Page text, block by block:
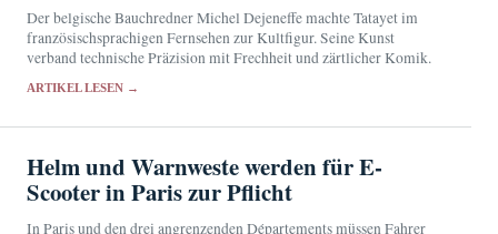
Der belgische Bauchredner Michel Dejeneffe machte Tatayet im
französischsprachigen Fernsehen zur Kultfigur. Seine Kunst
verband technische Präzision mit Frechheit und zärtlicher Komik.
ARTIKEL LESEN →
Helm und Warnweste werden für E-
Scooter in Paris zur Pflicht
In Paris und den drei angrenzenden Départements müssen Fahrer